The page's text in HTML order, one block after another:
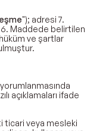
"); adresi 7.
6. Maddede belirtilen
ve şartlar
açıklamaları ifade
ticari veya mesleki